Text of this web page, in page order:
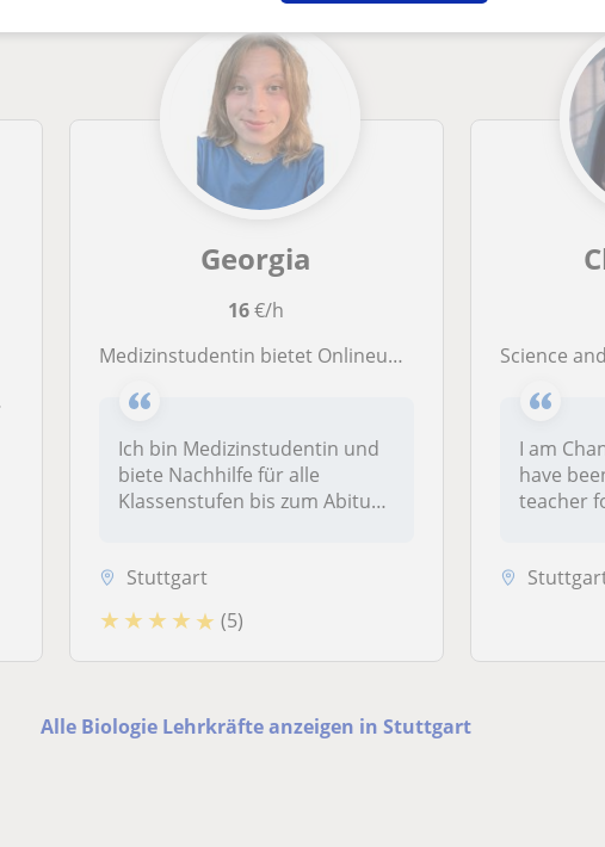
Georgia
16€/h
Medizinstudentin bietet Onlineunterricht an. Mein Ziel: meinen Schüler*innen ein effizientes und strukturiertes Lernen nahezulegen
Ich bin Medizinstudentin und
biete Nachhilfe für alle
Klassenstufen bis zum Abitur
Stuttgart
★ ★ ★ ★ ★ (5)
Science and English tutor for
I am
have
teacher
Stuttgart,
Alle Biologie Lehrkräfte anzeigen in Stuttgart